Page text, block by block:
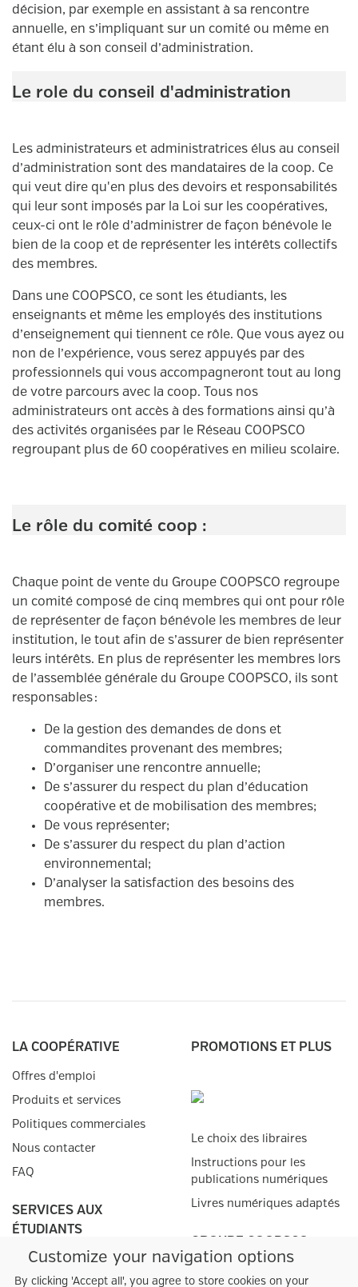
Customize your navigation options
By clicking 'Accept all', you agree to store cookies on your
décision, par exemple en assistant à sa rencontre
annuelle, en s’impliquant sur un comité ou même en
étant élu à son conseil d’administration.
Le role du conseil d'administration
Les administrateurs et administratrices élus au conseil
d’administration sont des mandataires de la coop. Ce
qui veut dire qu'en plus des devoirs et responsabilités
qui leur sont imposés par la Loi sur les coopératives,
ceux-ci ont le rôle d’administrer de façon bénévole le
bien de la coop et de représenter les intérêts collectifs
des membres.
Dans une COOPSCO, ce sont les étudiants, les
enseignants et même les employés des institutions
d’enseignement qui tiennent ce rôle. Que vous ayez ou
non de l’expérience, vous serez appuyés par des
professionnels qui vous accompagneront tout au long
de votre parcours avec la coop. Tous nos
administrateurs ont accès à des formations ainsi qu’à
des activités organisées par le Réseau COOPSCO
regroupant plus de 60 coopératives en milieu scolaire.
Le rôle du comité coop :
Chaque point de vente du Groupe COOPSCO regroupe
un comité composé de cinq membres qui ont pour rôle
de représenter de façon bénévole les membres de leur
institution, le tout afin de s’assurer de bien représenter
leurs intérêts. En plus de représenter les membres lors
de l’assemblée générale du Groupe COOPSCO, ils sont
responsables :
De la gestion des demandes de dons et
commandites provenant des membres;
D’organiser une rencontre annuelle;
De s’assurer du respect du plan d’éducation
coopérative et de mobilisation des membres;
De vous représenter;
De s’assurer du respect du plan d’action
environnemental;
D’analyser la satisfaction des besoins des
membres.
LA COOPÉRATIVE
Offres d'emploi
Produits et services
Politiques commerciales
Nous contacter
FAQ
SERVICES AUX
ÉTUDIANTS
Matériel scolaire
PROMOTIONS ET PLUS
Le choix des libraires
Instructions pour les
publications numériques
Livres numériques adaptés